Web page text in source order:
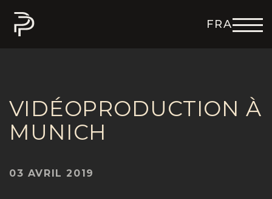
VIDÉOPRODUCTION À
MUNICH
03 AVRIL 2019
FRA